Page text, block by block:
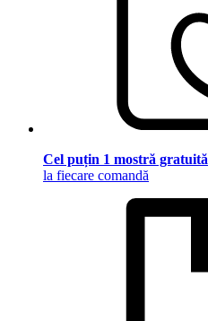
Cel puțin 1 mostră gratuită
la fiecare comandă